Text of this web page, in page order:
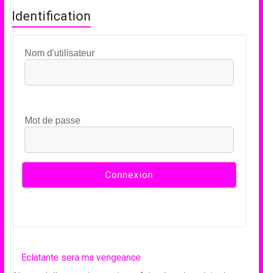
Identification
Nom d'utilisateur
Mot de passe
Eclatante sera ma vengeance